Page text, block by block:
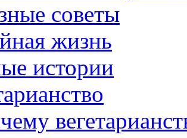
советы
жизнь
истории